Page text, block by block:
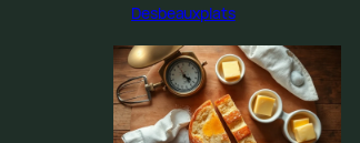
Desbeauxplats